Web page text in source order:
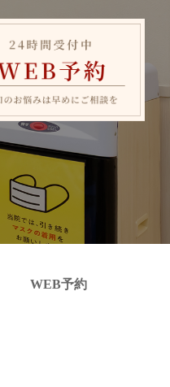
WEB予約